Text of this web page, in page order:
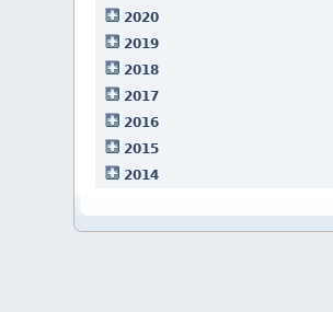
2020
2019
2018
2017
2016
2015
2014